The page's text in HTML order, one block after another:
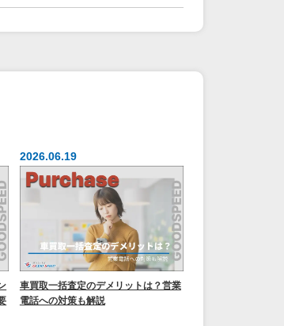
2026.06.19
車買取一括査定のデメリットは？営業
電話への対策も解説